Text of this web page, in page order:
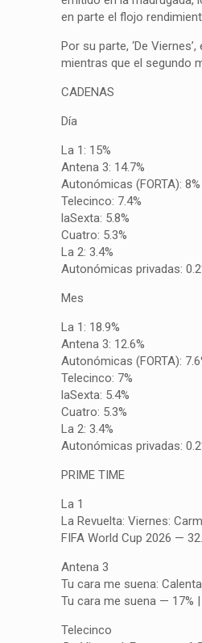
en parte el flojo
Por su parte, ‘De
mientras que el segundo
CADENAS
Día
La 1: 15%
Antena 3: 14.7%
Autonómicas (FORTA): 8%
Telecinco: 7.4%
laSexta: 5.8%
Cuatro: 5.3%
La 2: 3.4%
Autonómicas privadas:
Mes
La 1: 18.9%
Antena 3: 12.6%
Autonómicas (FORTA):
Telecinco: 7%
laSexta: 5.4%
Cuatro: 5.3%
La 2: 3.4%
Autonómicas privadas:
PRIME TIME
La 1
La Revuelta: Viernes:
FIFA World Cup 2026 —
Antena 3
Tu cara me suena:
Tu cara me suena — 17% |
Telecinco